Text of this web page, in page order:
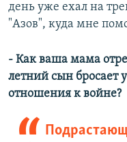
день уже ехал на
"Азов", куда мне
- Как ваша мама
летний сын бросает
отношения к войне?